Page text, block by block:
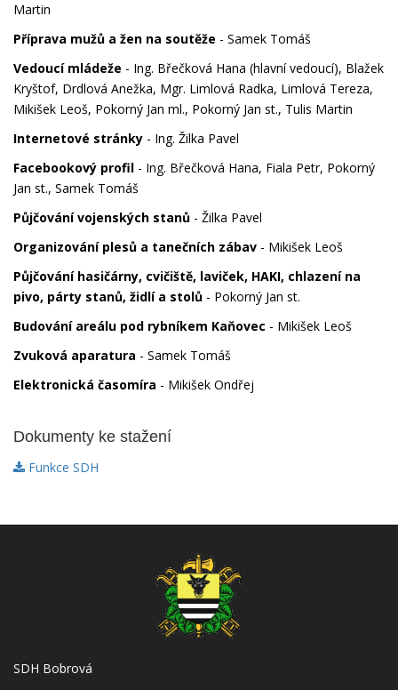
Martin
Příprava mužů a žen na soutěže - Samek Tomáš
Vedoucí mládeže - Ing. Břečková Hana (hlavní vedoucí), Blažek
Kryštof, Drdlová Anežka, Mgr. Limlová Radka, Limlová Tereza,
Mikišek Leoš, Pokorný Jan ml., Pokorný Jan st., Tulis Martin
Internetové stránky - Ing. Žilka Pavel
Facebookový profil - Ing. Břečková Hana, Fiala Petr, Pokorný
Jan st., Samek Tomáš
Půjčování vojenských stanů - Žilka Pavel
Organizování plesů a tanečních zábav - Mikišek Leoš
Půjčování hasičárny, cvičiště, laviček, HAKI, chlazení na
pivo, párty stanů, židlí a stolů - Pokorný Jan st.
Budování areálu pod rybníkem Kaňovec - Mikišek Leoš
Zvuková aparatura - Samek Tomáš
Elektronická časomíra - Mikišek Ondřej
Dokumenty ke stažení
Funkce SDH
SDH Bobrová